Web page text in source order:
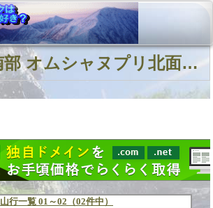
『北海道中南部 オムシャヌプリ北面直登沢 オムシャヌプリ東峰東面直登沢』に関連する山行
山行一覧 01～02（02件中）